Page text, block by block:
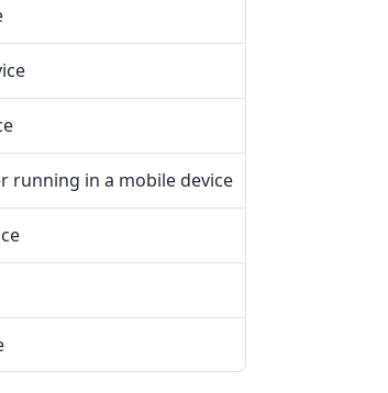
running in a mobile device